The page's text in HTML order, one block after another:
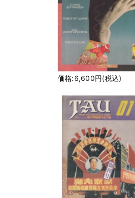
価格:6,600円(税込)